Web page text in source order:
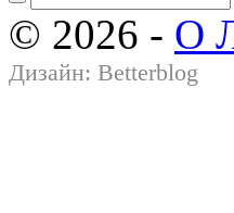
© 2026 - О
Дизайн: Betterblog